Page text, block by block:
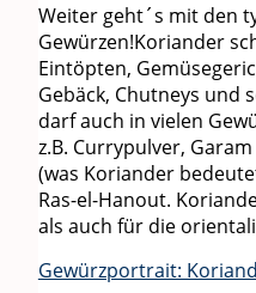
Weiter geht´s mit den
Gewürzen!Koriander
Eintöpten,
Gebäck, Chutneys und
darf auch in vielen
z.B. Currypulver,
(was Koriander
Ras-el-Hanout.
als auch für die
Gewürzportrait: